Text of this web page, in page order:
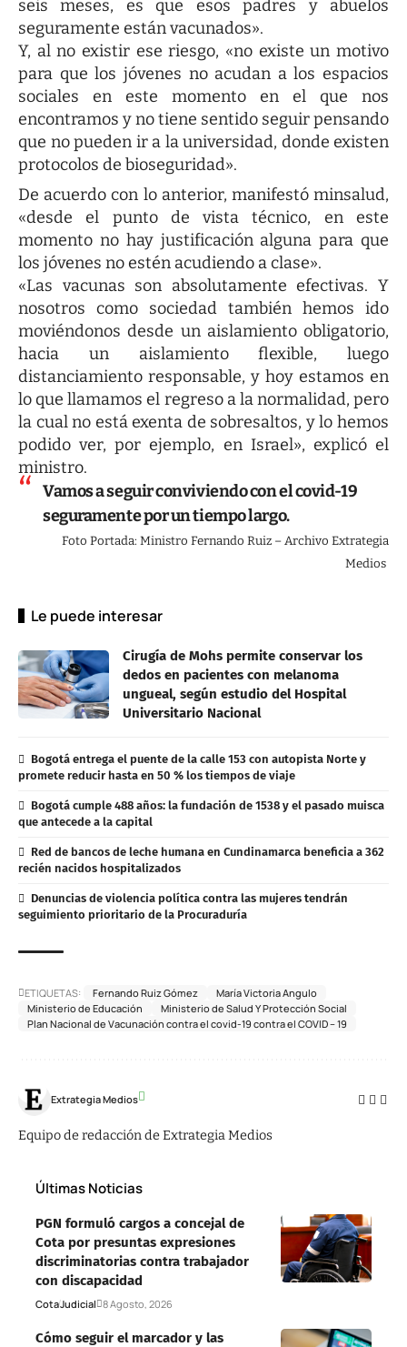
seis meses, es que esos padres y abuelos
seguramente están vacunados».
Y, al no existir ese riesgo, «no existe un motivo
para que los jóvenes no acudan a los espacios
sociales en este momento en el que nos
encontramos y no tiene sentido seguir pensando
que no pueden ir a la universidad, donde existen
protocolos de bioseguridad».
De acuerdo con lo anterior, manifestó minsalud,
«desde el punto de vista técnico, en este
momento no hay justificación alguna para que
los jóvenes no estén acudiendo a clase».
«Las vacunas son absolutamente efectivas. Y
nosotros como sociedad también hemos ido
moviéndonos desde un aislamiento obligatorio,
hacia un aislamiento flexible, luego
distanciamiento responsable, y hoy estamos en
lo que llamamos el regreso a la normalidad, pero
la cual no está exenta de sobresaltos, y lo hemos
podido ver, por ejemplo, en Israel», explicó el
ministro.
Vamos a seguir conviviendo con el covid-19
seguramente por un tiempo largo.
Foto Portada: Ministro Fernando Ruiz – Archivo Extrategia
Medios
Le puede interesar
Cirugía de Mohs permite conservar los
dedos en pacientes con melanoma
ungueal, según estudio del Hospital
Universitario Nacional
Bogotá entrega el puente de la calle 153 con autopista Norte y
promete reducir hasta en 50 % los tiempos de viaje
Bogotá cumple 488 años: la fundación de 1538 y el pasado muisca
que antecede a la capital
Red de bancos de leche humana en Cundinamarca beneficia a 362
recién nacidos hospitalizados
Denuncias de violencia política contra las mujeres tendrán
seguimiento prioritario de la Procuraduría
ETIQUETAS: Fernando Ruiz Gómez
María Victoria Angulo
Ministerio de Educación
Ministerio de Salud Y Protección Social
Plan Nacional de Vacunación contra el covid-19 contra el COVID – 19
Extrategia Medios
Equipo de redacción de Extrategia Medios
Últimas Noticias
PGN formuló cargos a concejal de
Cota por presuntas expresiones
discriminatorias contra trabajador
con discapacidad
CotaJudicial 8 Agosto, 2026
Cómo seguir el marcador y las